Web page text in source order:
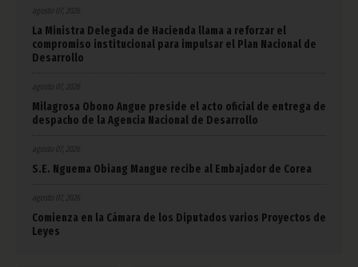
agosto 07, 2026
La Ministra Delegada de Hacienda llama a reforzar el
compromiso institucional para impulsar el Plan Nacional de
Desarrollo
agosto 07, 2026
Milagrosa Obono Angue preside el acto oficial de entrega de
despacho de la Agencia Nacional de Desarrollo
agosto 07, 2026
S.E. Nguema Obiang Mangue recibe al Embajador de Corea
agosto 07, 2026
Comienza en la Cámara de los Diputados varios Proyectos de
Leyes